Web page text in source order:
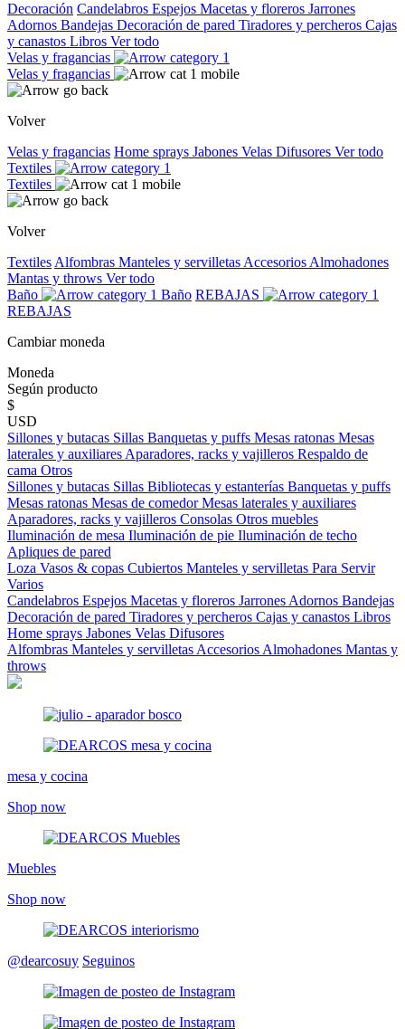
Decoración Candelabros Espejos Macetas y floreros Jarrones
Adornos Bandejas Decoración de pared Tiradores y percheros Cajas
y canastos Libros Ver todo
Velas y fragancias
Velas y fragancias
Volver
Velas y fragancias Home sprays Jabones Velas Difusores Ver todo
Textiles
Textiles
Volver
Textiles Alfombras Manteles y servilletas Accesorios Almohadones
Mantas y throws Ver todo
Baño
Baño REBAJAS
REBAJAS
Cambiar moneda
Moneda
Según producto
$
USD
Sillones y butacas Sillas Banquetas y puffs Mesas ratonas Mesas
laterales y auxiliares Aparadores, racks y vajilleros Respaldo de
cama Otros
Sillones y butacas Sillas Bibliotecas y estanterías Banquetas y puffs
Mesas ratonas Mesas de comedorMesas laterales y auxiliares
Aparadores, racks y vajilleros Consolas Otros muebles
Iluminación de mesa Iluminación de pie Iluminación de techo
Apliques de pared
Loza Vasos & copas Cubiertos Manteles y servilletas Para Servir
Varios
Candelabros Espejos Macetas y floreros Jarrones Adornos Bandejas
Decoración de pared Tiradores y percheros Cajas y canastos Libros
Home sprays Jabones Velas Difusores
Alfombras Manteles y servilletas Accesorios Almohadones Mantas y
throws
mesa y cocina
Shop now
Muebles
Shop now
@dearcosuy Seguinos